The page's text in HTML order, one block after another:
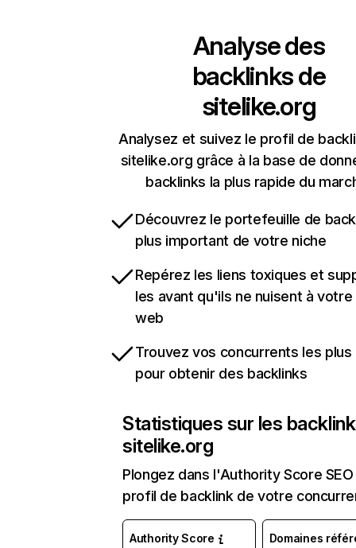
Analyse des
backlinks de
sitelike.org
Analysez et suivez le profil de
sitelike.org grâce à la base de
backlinks la plus rapide du
Découvrez le portefeuille de
plus important de votre niche
Repérez les liens toxiques et
les avant qu'ils ne nuisent à
web
Trouvez vos concurrents les
pour obtenir des backlinks
Statistiques sur les
sitelike.org
Plongez dans l'Authority Score
profil de backlink de votre
Authority Score Domaines